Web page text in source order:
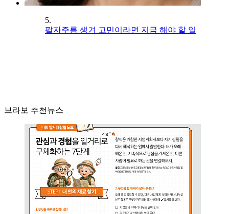
5.
팔자주름 생겨 고민이라면 지금 해야 할 일
브라보 추천뉴스